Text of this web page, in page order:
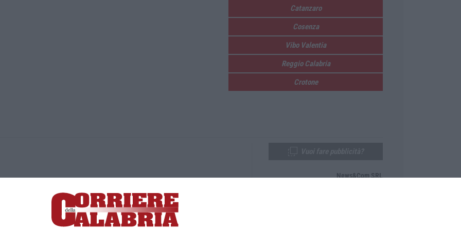
Catanzaro
Cosenza
Vibo Valentia
Reggio Calabria
Crotone
Lamezia Terme (CZ)
responsabile Paola Militano |Privacy
News&Com SRL